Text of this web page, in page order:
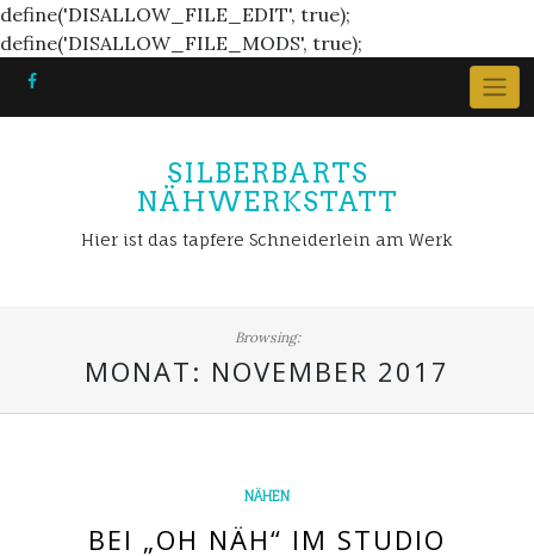
define('DISALLOW_FILE_EDIT', true);
define('DISALLOW_FILE_MODS', true);
SILBERBARTS
NÄHWERKSTATT
Hier ist das tapfere Schneiderlein am Werk
Browsing:
MONAT: NOVEMBER 2017
NÄHEN
BEI „OH NÄH“ IM STUDIO